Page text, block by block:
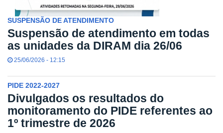
SUSPENSÃO DE ATENDIMENTO
Suspensão de atendimento em todas
as unidades da DIRAM dia 26/06
25/06/2026 - 12:15
PIDE 2022-2027
Divulgados os resultados do
monitoramento do PIDE referentes ao
1º trimestre de 2026